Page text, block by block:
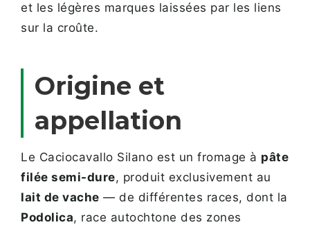
et les légères marques laissées par les liens
sur la croûte.
Origine et
appellation
Le Caciocavallo Silano est un fromage à pâte
filée semi-dure, produit exclusivement au
lait de vache — de différentes races, dont la
Podolica, race autochtone des zones